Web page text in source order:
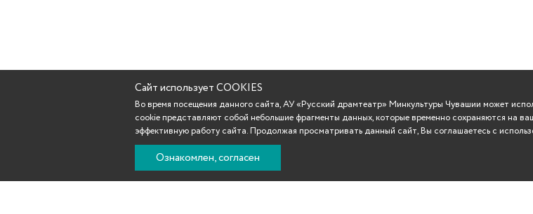
Сайт использует COOKIES
Во время посещения данного сайта, АУ «Русский драмтеатр» Минкультуры Чувашии может
cookie представляют собой небольшие фрагменты данных, которые временно сохраняются на
эффективную работу сайта. Продолжая просматривать данный сайт, Вы соглашаетесь с
Ознакомлен, согласен